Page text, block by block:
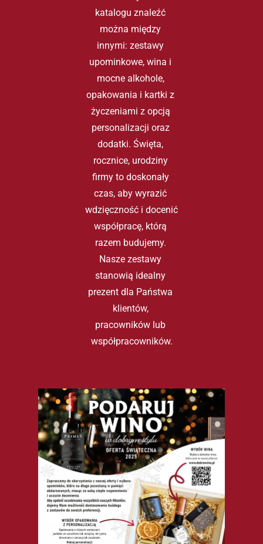
katalogu znaleźć
można między
innymi: zestawy
upominkowe, wina i
mocne alkohole,
opakowania i kartki z
życzeniami z opcją
personalizacji oraz
dodatki. Święta,
rocznice, urodziny
firmy to doskonały
czas, aby wyrazić
wdzięczność i docenić
współpracę, którą
razem budujemy.
Nasze zestawy
stanowią idealny
prezent dla Państwa
klientów,
pracowników lub
współpracowników.